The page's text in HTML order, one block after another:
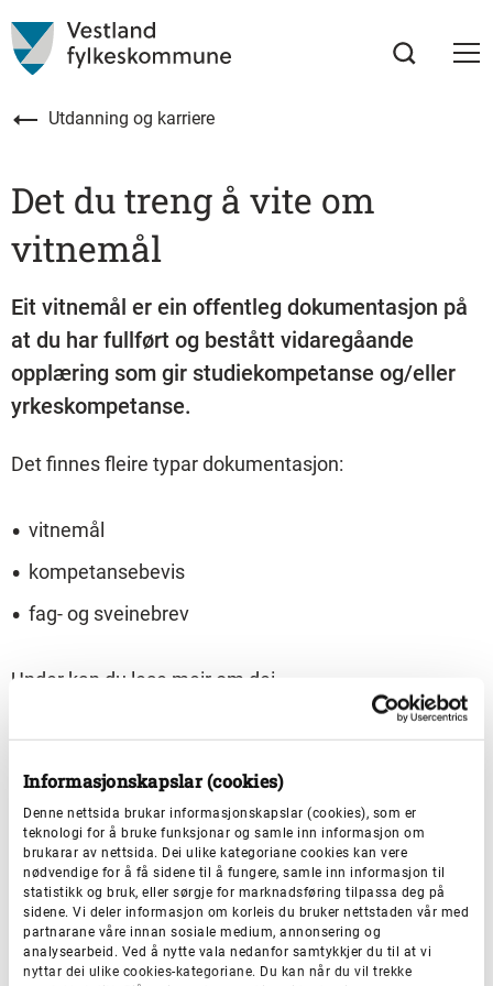
Informasjonskapslar (cookies)
Denne nettsida brukar informasjonskapslar (cookies), som er
teknologi for å bruke funksjonar og samle inn informasjon om
brukarar av nettsida. Dei ulike kategoriane cookies kan vere
nødvendige for å få sidene til å fungere, samle inn informasjon til
statistikk og bruk, eller sørgje for marknadsføring tilpassa deg på
sidene. Vi deler informasjon om korleis du bruker nettstaden vår med
partnarane våre innan sosiale medium, annonsering og
analysearbeid. Ved å nytte vala nedanfor samtykkjer du til at vi
nyttar dei ulike cookies-kategoriane. Du kan når du vil trekke
Utdanning og karriere
Det du treng å vite om
vitnemål
Eit vitnemål er ein offentleg dokumentasjon på
at du har fullført og bestått vidaregåande
opplæring som gir studiekompetanse og/eller
yrkeskompetanse.
Det finnes fleire typar dokumentasjon:
vitnemål
kompetansebevis
fag- og sveinebrev
Under kan du lese meir om dei.
Vitnemål
Kompetansebevis
Fag-/sveinebrev- eller kompetansebrev-
diplom